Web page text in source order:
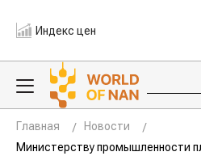
Индекс цен
Главная
Новости
Министерству промышленности